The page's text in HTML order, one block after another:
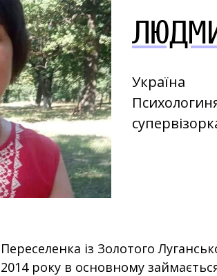
Україна
Переселенка із Золотого
2014 року в основному